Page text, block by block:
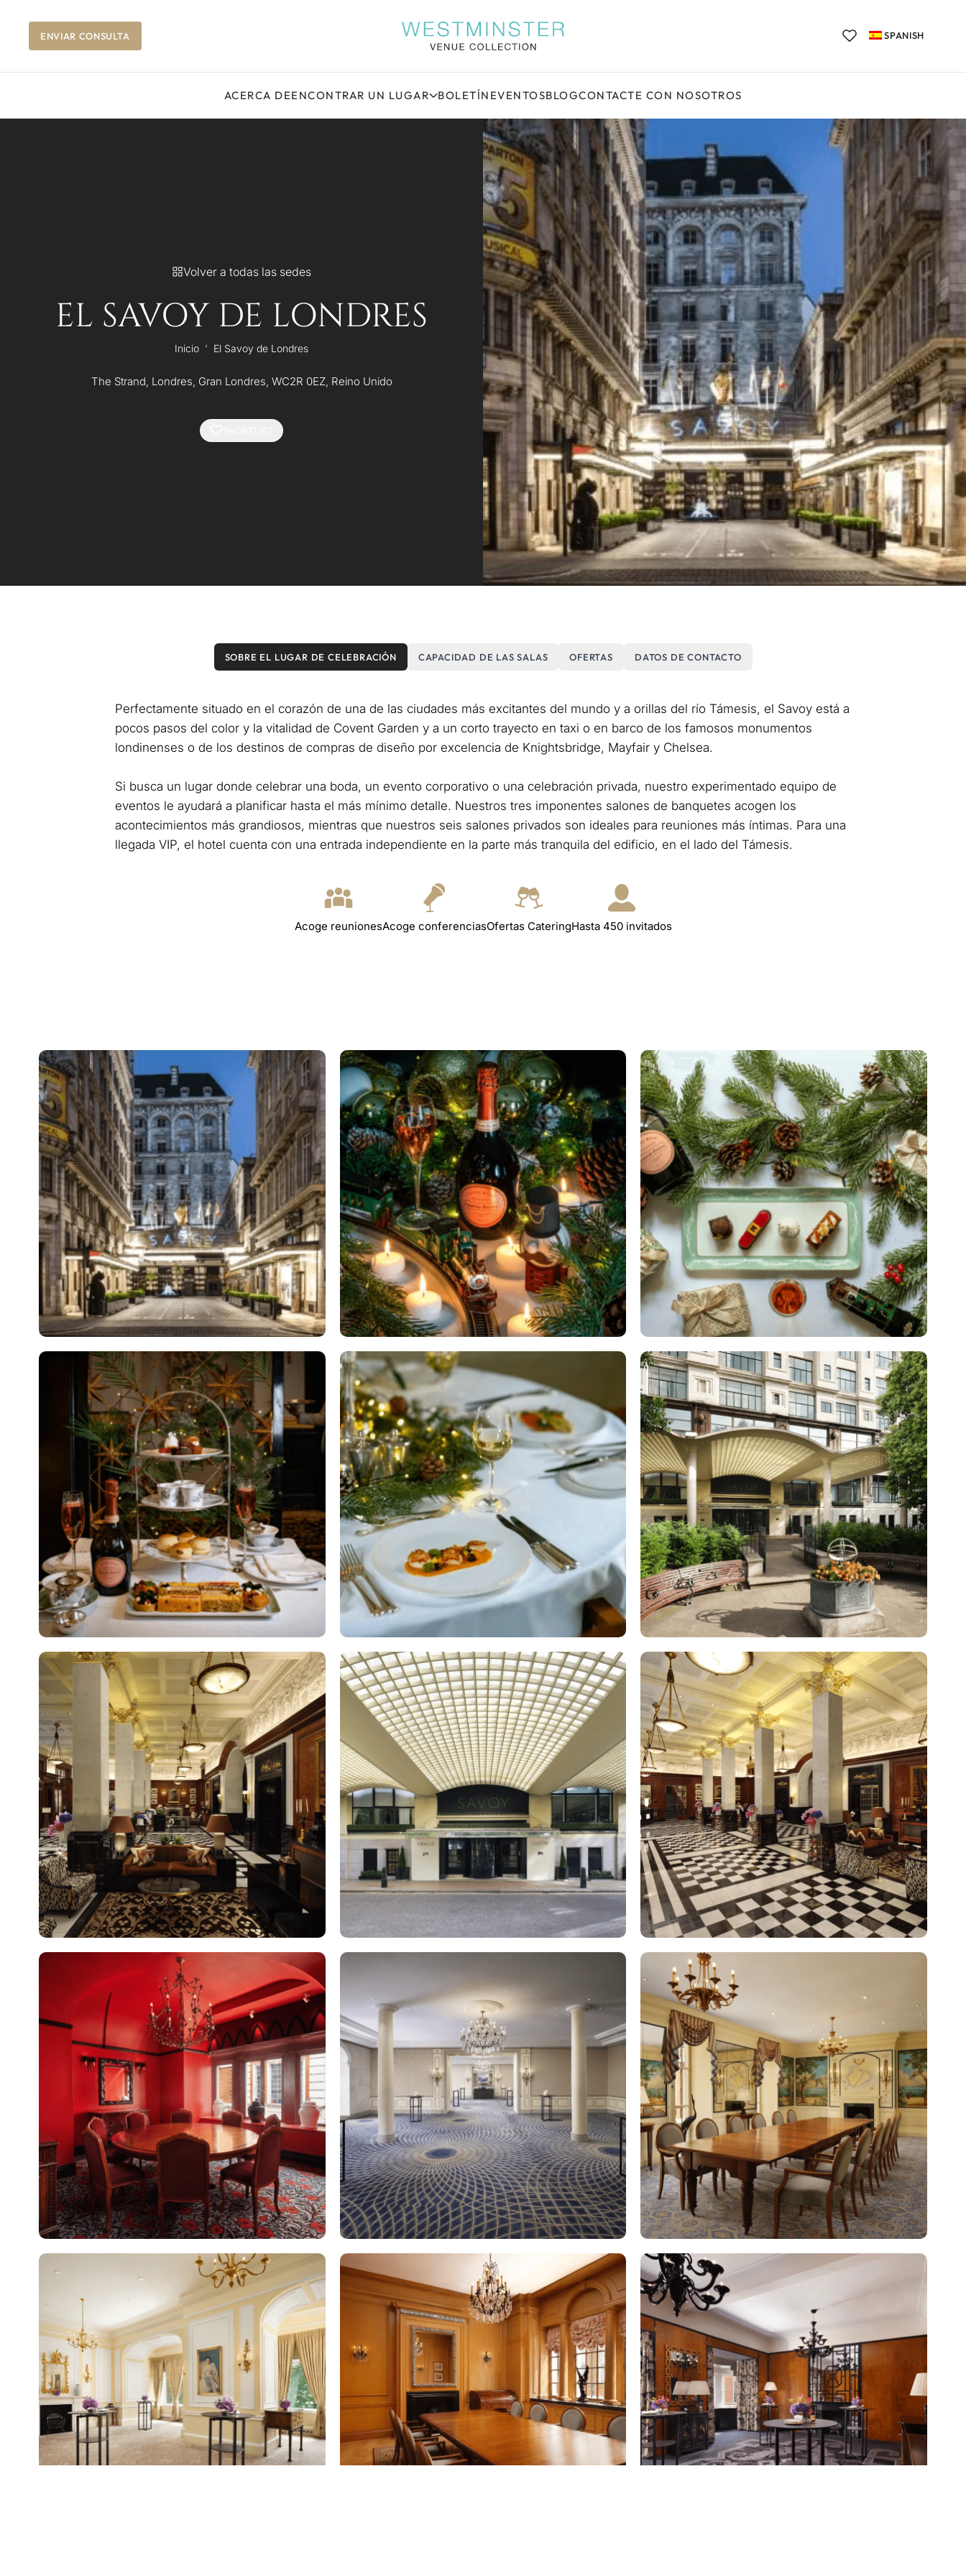
ENVIAR CONSULTA SPANISH
ACERCA DEENCONTRAR UN LUGAR BOLETÍN EVENTOSBLOGCONTACTE CON NOSOTROS
Volver a todas las sedes
EL SAVOY DE LONDRES
Inicio ' El Savoy de Londres
The Strand, Londres, Gran Londres, WC2R 0EZ, Reino Unido
SOBRE EL LUGAR DE CELEBRACIÓN CAPACIDAD DE LAS SALAS OFERTAS DATOS DE CONTACTO
Perfectamente situado en el corazón de una de las ciudades más excitantes del mundo y a orillas del río Támesis, el Savoy está a
pocos pasos del color y la vitalidad de Covent Garden y a un corto trayecto en taxi o en barco de los famosos monumentos
londinenses o de los destinos de compras de diseño por excelencia de Knightsbridge, Mayfair y Chelsea.
Si busca un lugar donde celebrar una boda, un evento corporativo o una celebración privada, nuestro experimentado equipo de
eventos le ayudará a planificar hasta el más mínimo detalle. Nuestros tres imponentes salones de banquetes acogen los
acontecimientos más grandiosos, mientras que nuestros seis salones privados son ideales para reuniones más íntimas. Para una
llegada VIP, el hotel cuenta con una entrada independiente en la parte más tranquila del edificio, en el lado del Támesis.
Acoge reunionesAcoge conferenciasOfertas CateringHasta 450 invitados